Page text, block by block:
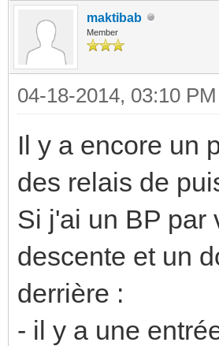
maktibab
Member
04-18-2014, 03:10 PM
Il y a encore un
des relais de
Si j'ai un BP par
descente et un
derrière :
- il y a une